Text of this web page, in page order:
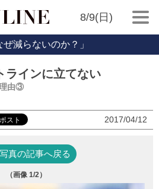
8/9(日)
減らないのか？」
ラインに立てない
理由③
2017/04/12
真の記事へ戻る
（画像 1/2）